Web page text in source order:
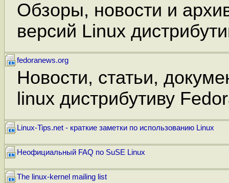
Обзоры, новости и
версий Linux
fedoranews.org
Новости, статьи,
linux дистрибутиву
Linux-Tips.net - краткие заметки по использованию Linux
Неофициальный FAQ по SuSE Linux
The linux-kernel mailing list